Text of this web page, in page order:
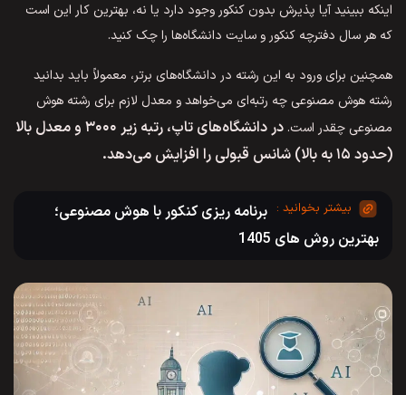
اینکه ببینید آیا پذیرش بدون کنکور وجود دارد یا نه، بهترین کار این است
که هر سال دفترچه کنکور و سایت دانشگاه‌ها را چک کنید.
همچنین برای ورود به این رشته در دانشگاه‌های برتر، معمولاً باید بدانید
رشته هوش مصنوعی چه رتبه‌ای می‌خواهد و معدل لازم برای رشته هوش
مصنوعی چقدر است.
در دانشگاه‌های تاپ، رتبه زیر ۳۰۰۰ و معدل بالا
(حدود ۱۵ به بالا) شانس قبولی را افزایش می‌دهد.
برنامه ریزی کنکور با هوش مصنوعی؛
بهترین روش‌ های 1405